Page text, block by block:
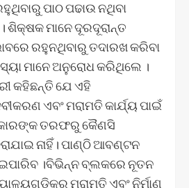
ପାଠ ପଢାଉ ନଥିବା
ମାନେ ଦୂରଦୂରାନ୍ତ
ରହୁନଥିବାରୁ ତଦାରଖ କରିବା
ମାନେ ଅନୁରୋଧ କରିଥିଲେ ।
କହିଛନ୍ତି ଯେ ଏହି
ଏବଂ ମରାମତି କାର୍ଯ୍ୟ ପାଇଁ
ତରଫରୁ କୈଣସି
ନାହିଁ। ପାଣ୍ଠି ଆବଣ୍ଟନ
।ବିଭିନ୍ନ ବ୍ଲକରେ ନୂତନ
ମରାମତି ଏବଂ ନିର୍ମାଣ